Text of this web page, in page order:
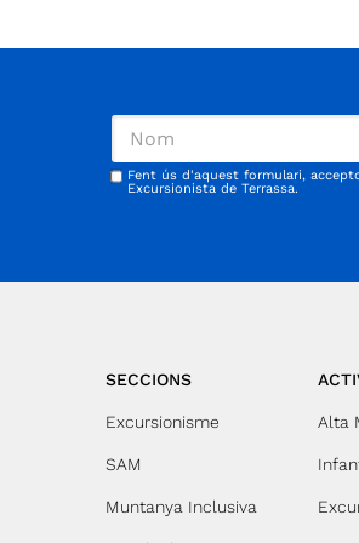
Fent ús d'aquest formulari,
Excursionista de Terrassa.
SECCIONS
Excursionisme
SAM
Muntanya Inclusiva
Alta